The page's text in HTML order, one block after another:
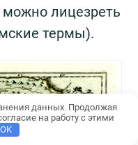
лицезреть
термы).
данных. Продолжая
на работу с этими
OK